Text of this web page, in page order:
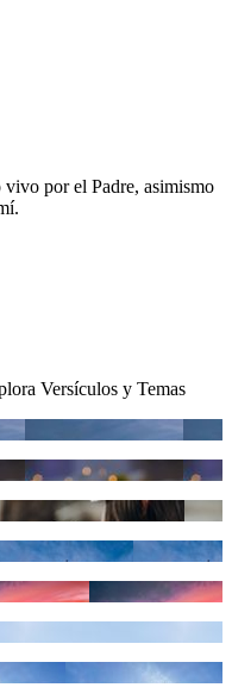
por el Padre, asimismo
Versículos y Temas